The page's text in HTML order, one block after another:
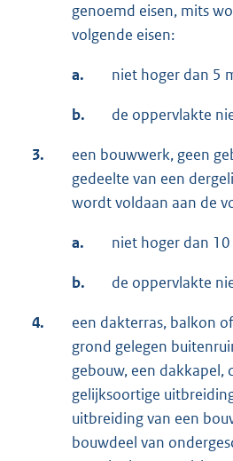
genoemd eisen, mits
volgende eisen:
a. niet hoger dan 5
b. de oppervlakte
3.
een bouwwerk, geen
gedeelte van een
wordt voldaan aan de
a. niet hoger dan 10
b. de oppervlakte
4.
een dakterras, balkon
grond gelegen
gebouw, een dakkapel,
gelijksoortige
uitbreiding van een
bouwdeel van